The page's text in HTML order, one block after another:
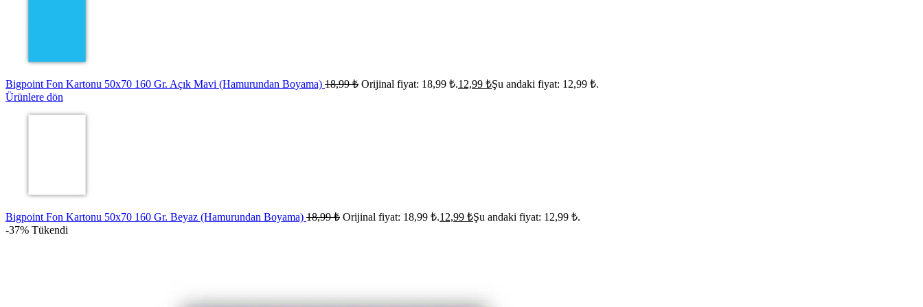
Bigpoint Fon Kartonu 50x70 160 Gr. Açık Mavi (Hamurundan Boyama) 18,99₺ Orijinal fiyat: 18,99 ₺.12,99 ₺Şu andaki fiyat: 12,99 ₺.
Ürünlere dön
Bigpoint Fon Kartonu 50x70 160 Gr. Beyaz (Hamurundan Boyama) 18,99₺ Orijinal fiyat: 18,99 ₺.12,99 ₺Şu andaki fiyat: 12,99 ₺.
-37% Tükendi